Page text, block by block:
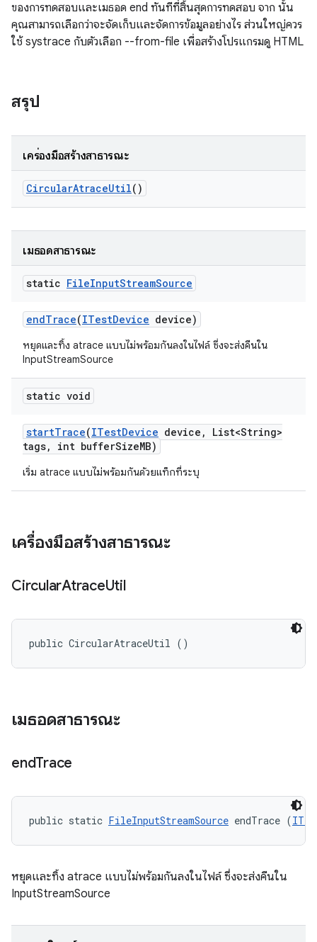
ของการทดสอบและเมธอด end ทันทีที่สิ้นสุดการทดสอบ จาก นั้น
คุณสามารถเลือกว่าจะจัดเก็บและจัดการข้อมูลอย่างไร ส่วนใหญ่ควร
ใช้ systrace กับตัวเลือก --from-file เพื่อสร้างโปรแกรมดู HTML
สรุป
เครื่องมือสร้างสาธารณะ
CircularAtraceUtil()
เมธอดสาธารณะ
static FileInputStreamSource
endTrace(ITestDevice device)
หยุดและทิ้ง atrace แบบไม่พร้อมกันลงในไฟล์ ซึ่งจะส่งคืนใน
InputStreamSource
static void
startTrace(ITestDevice device ,
List<String>
tags, int bufferSizeMB)
เริ่ม atrace แบบไม่พร้อมกันด้วยแท็กที่ระบุ
เครื่องมือสร้างสาธารณะ
CircularAtraceUtil
public CircularAtraceUtil ()
เมธอดสาธารณะ
endTrace
public static FileInputStreamSource endTrace (
หยุดและทิ้ง atrace แบบไม่พร้อมกันลงในไฟล์ ซึ่งจะส่งคืนใน
InputStreamSource